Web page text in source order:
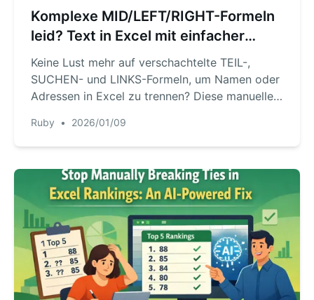
Komplexe MID/LEFT/RIGHT-Formeln
leid? Text in Excel mit einfacher
Sprache aufteilen
Keine Lust mehr auf verschachtelte TEIL-,
SUCHEN- und LINKS-Formeln, um Namen oder
Adressen in Excel zu trennen? Diese manuellen
Erfahren Sie, wie RowSpeak, ein Excel-KI-
Agent, komplexe Textteilungen einfach per
Ruby • 2026/01/09